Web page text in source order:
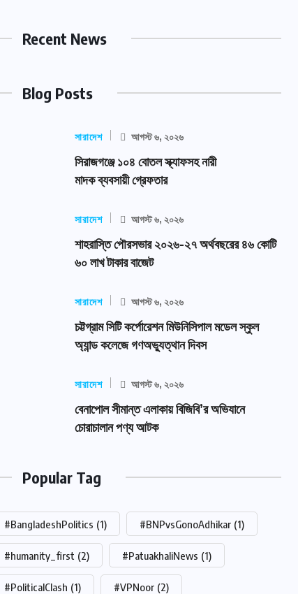
Recent News
Blog Posts
সারাদেশ আগস্ট ৬, ২০২৬
সিরাজগঞ্জে ১০৪ বোতল স্ক্যাফসহ নারী
মাদক ব্যবসায়ী গ্রেফতার
সারাদেশ আগস্ট ৬, ২০২৬
শাহরাস্তি পৌরসভার ২০২৬-২৭ অর্থবছরের ৪৬ কোটি
৬০ লাখ টাকার বাজেট
সারাদেশ আগস্ট ৬, ২০২৬
চট্টগ্রাম সিটি কর্পোরেশন মিউনিসিপাল মডেল স্কুল
অ্যান্ড কলেজে গণঅভ্যুত্থান দিবস
সারাদেশ আগস্ট ৬, ২০২৬
বেনাপোল সীমান্ত এলাকায় বিজিবি’র অভিযানে
চোরাচালান পণ্য আটক
Popular Tag
#BangladeshPolitics (1) #BNPvsGonoAdhikar (1)
#humanity_first (2) #PatuakhaliNews (1)
#PoliticalClash (1) #VPNoor (2)